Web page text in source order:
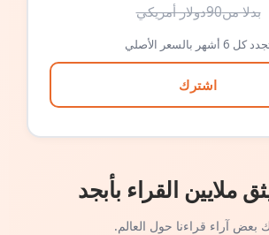
بدلا من90دولار أمريكي
كل 6 أشهر بالسعر الأصلي
اشترك
ملايين القراء بأبجد
بعض آراء قراءنا حول العالم.